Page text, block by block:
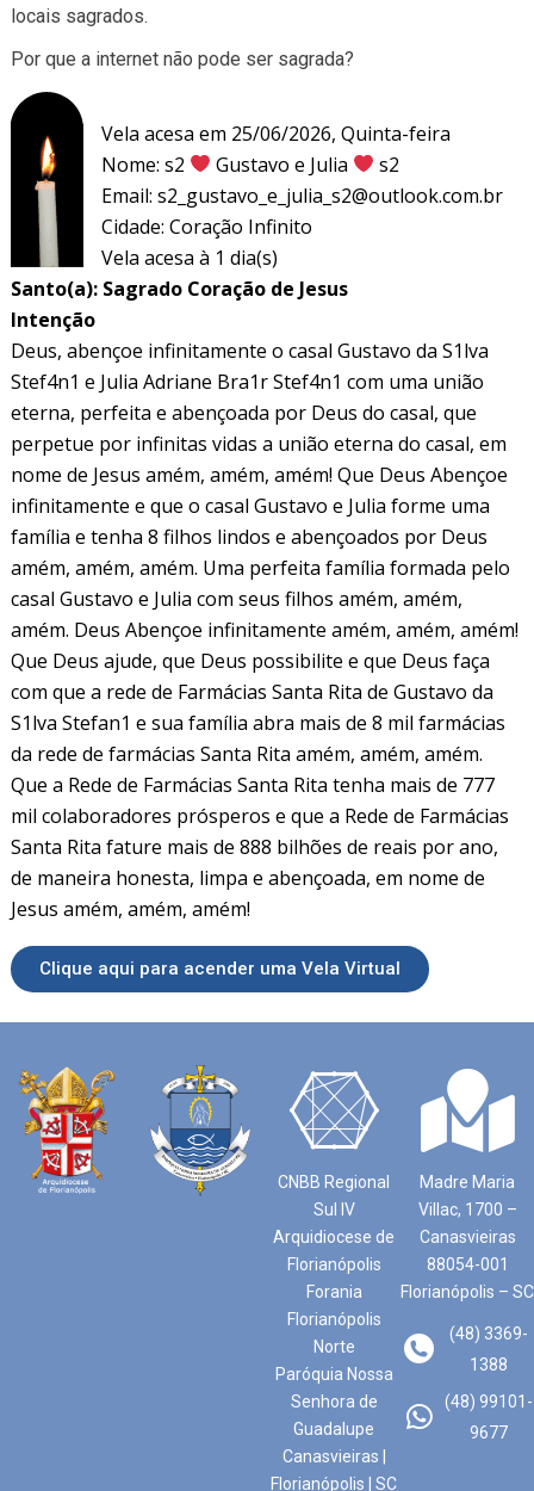
locais sagrados.
Por que a internet não pode ser sagrada?
Vela acesa em 25/06/2026, Quinta-feira
Nome: s2
Gustavo e Julia
s2
Email: s2_gustavo_e_julia_s2@outlook.com.br
Cidade: Coração Infinito
Vela acesa à 1 dia(s)
Santo(a): Sagrado Coração de Jesus
Intenção
Deus, abençoe infinitamente o casal Gustavo da S1lva
Stef4n1 e Julia Adriane Bra1r Stef4n1 com uma união
eterna, perfeita e abençoada por Deus do casal, que
perpetue por infinitas vidas a união eterna do casal, em
nome de Jesus amém, amém, amém! Que Deus Abençoe
infinitamente e que o casal Gustavo e Julia forme uma
família e tenha 8 filhos lindos e abençoados por Deus
amém, amém, amém. Uma perfeita família formada pelo
casal Gustavo e Julia com seus filhos amém, amém,
amém. Deus Abençoe infinitamente amém, amém, amém!
Que Deus ajude, que Deus possibilite e que Deus faça
com que a rede de Farmácias Santa Rita de Gustavo da
S1lva Stefan1 e sua família abra mais de 8 mil farmácias
da rede de farmácias Santa Rita amém, amém, amém.
Que a Rede de Farmácias Santa Rita tenha mais de 777
mil colaboradores prósperos e que a Rede de Farmácias
Santa Rita fature mais de 888 bilhões de reais por ano,
de maneira honesta, limpa e abençoada, em nome de
Jesus amém, amém, amém!
Clique aqui para acender uma Vela Virtual
CNBB Regional
Sul IV
Arquidiocese de
Florianópolis
Forania
Florianópolis
Norte
Paróquia Nossa
Senhora de
Guadalupe
Canasvieiras |
Florianópolis | SC
Madre Maria
Villac, 1700 –
Canasvieiras
88054-001
Florianópolis – SC
(48) 3369-
1388
(48) 99101-
9677